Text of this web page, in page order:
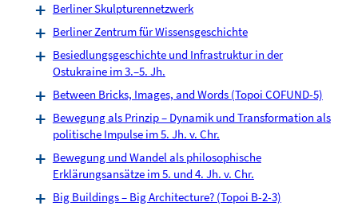
Berliner Skulpturennetzwerk
Berliner Zentrum für Wissensgeschichte
Besiedlungsgeschichte und Infrastruktur in der
Ostukraine im 3.–5. Jh.
Between Bricks, Images, and Words (Topoi COFUND-5)
Bewegung als Prinzip – Dynamik und Transformation als
politische Impulse im 5. Jh. v. Chr.
Bewegung und Wandel als philosophische
Erklärungsansätze im 5. und 4. Jh. v. Chr.
Big Buildings – Big Architecture? (Topoi B-2-3)